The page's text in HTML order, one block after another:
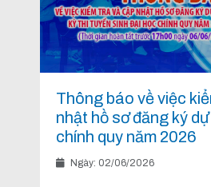
Thông báo về việc
nhật hồ sơ đăng ký
chính quy năm 2026
Ngày: 02/06/2026